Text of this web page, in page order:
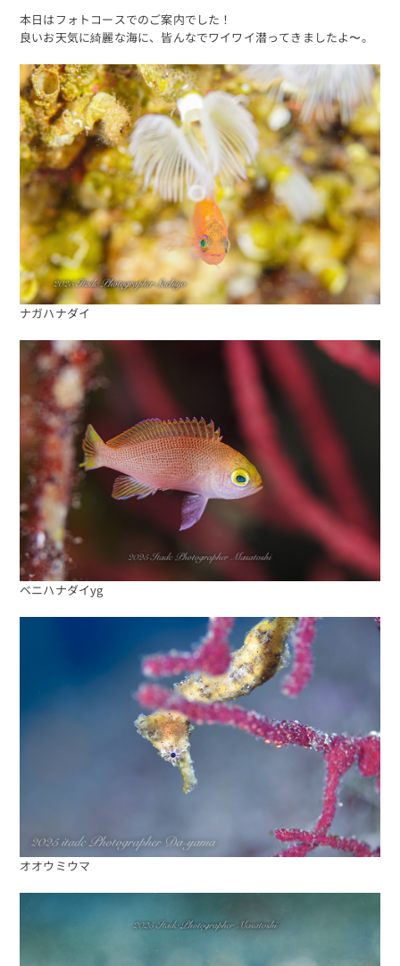
本日はフォトコースでのご案内でした！
良いお天気に綺麗な海に、皆んなでワイワイ潜ってきましたよ〜。
ナガハナダイ
ベニハナダイyg
オオウミウマ